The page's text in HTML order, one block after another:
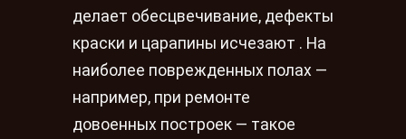
делает обесцвечивание, дефекты
краски и царапины исчезают . На
наиболее поврежденных полах —
например, при ремонте
довоенных построек — такое